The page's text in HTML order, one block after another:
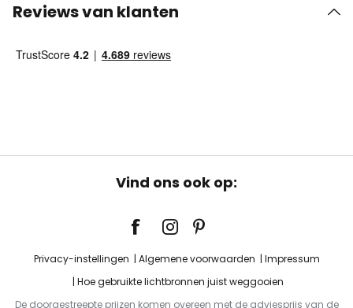
Reviews van klanten
Vind ons ook op:
Privacy-instellingen Algemene voorwaarden
Impressum
Hoe gebruikte lichtbronnen juist weggooien
De doorgestreepte prijzen komen overeen met de adviesprijs van de